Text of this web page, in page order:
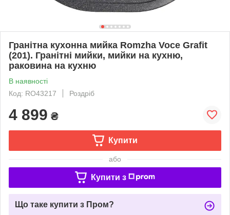
Гранітна кухонна мийка Romzha Voce Grafit
(201). Гранітні мийки, мийки на кухню,
раковина на кухню
В наявності
Код: RO43217
Роздріб
4 899 ₴
Купити
або
Купити з
Що таке купити з Пром?